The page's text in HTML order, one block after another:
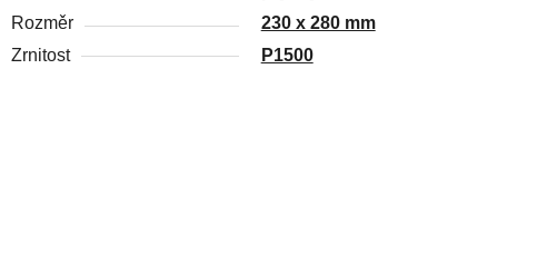
Rozměr
230 x 280 mm
Zrnitost
P1500